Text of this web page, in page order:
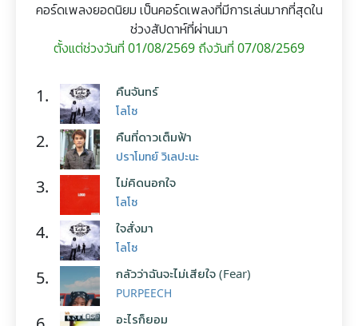
คอร์ดเพลงยอดนิยม เป็นคอร์ดเพลงที่มีการเล่นมากที่สุดใน
ช่วงสัปดาห์ที่ผ่านมา
ตั้งแต่ช่วงวันที่ 01/08/2569 ถึงวันที่ 07/08/2569
1. คืนจันทร์
โลโซ
2. คืนที่ดาวเต็มฟ้า
ปราโมทย์ วิเลปะนะ
3. ไม่คิดนอกใจ
โลโซ
4. ใจสั่งมา
โลโซ
5. กลัวว่าฉันจะไม่เสียใจ (Fear)
PURPEECH
อะไรก็ยอม